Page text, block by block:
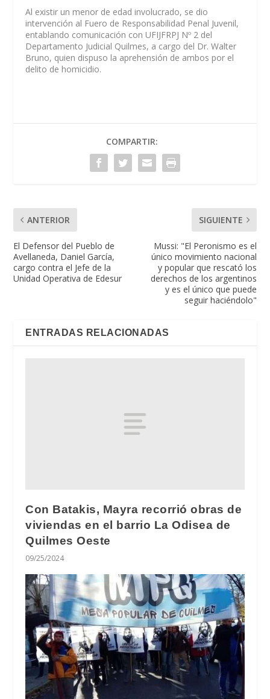
Al existir un menor de edad involucrado, se dio
intervención al Fuero de Responsabilidad Penal Juvenil,
entablando comunicación con UFIJFRPJ Nº 2 del
Departamento Judicial Quilmes, a cargo del Dr. Walter
Bruno, quien dispuso la aprehensión de ambos por el
delito de homicidio.
COMPARTIR:
ANTERIOR
El Defensor del Pueblo de
Avellaneda, Daniel García,
cargo contra el Jefe de la
Unidad Operativa de Edesur
SIGUIENTE
Mussi: "El Peronismo es el
único movimiento nacional
y popular que rescató los
derechos de los argentinos
y es el único que puede
seguir haciéndolo"
ENTRADAS RELACIONADAS
Con Batakis, Mayra recorrió obras de
viviendas en el barrio La Odisea de
Quilmes Oeste
09/25/2024